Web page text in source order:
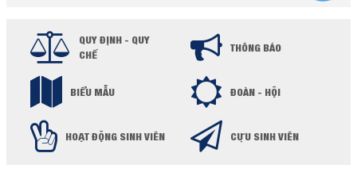
QUY ĐỊNH - QUY
CHẾ
THÔNG BÁO
BIỂU MẪU ĐOÀN - HỘI
HOẠT ĐỘNG SINH VIÊN CỰU SINH VIÊN